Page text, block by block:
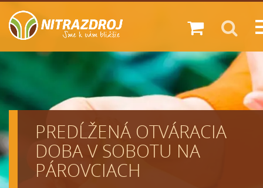
Zákazník
Diskont
Predajne
Novinky
O nás
Kariéra
PREDĹŽENÁ OTVÁRACIA
DOBA V SOBOTU NA
PÁROVCIACH